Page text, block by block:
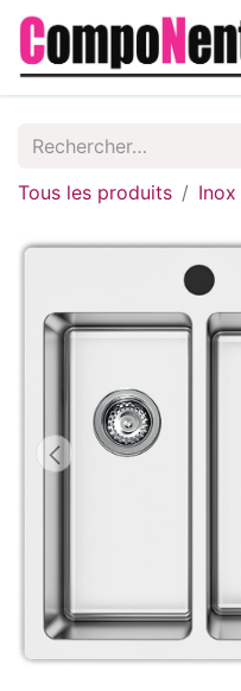
Tous les produits Inox